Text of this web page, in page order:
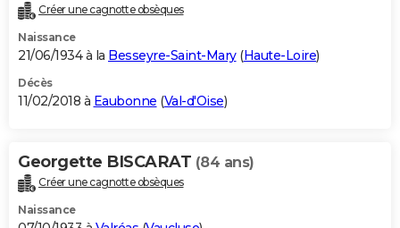
Créer une cagnotte obsèques
Naissance
21/06/1934 à la Besseyre-Saint-Mary(Haute-Loire)
Décès
11/02/2018 à Eaubonne (Val-d'Oise)
Georgette BISCARAT (84 ans)
Créer une cagnotte obsèques
Naissance